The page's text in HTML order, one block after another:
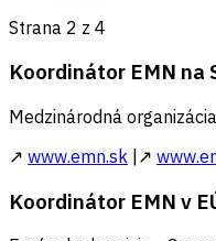
Strana 2 z 4
Koordinátor EMN na
Medzinárodná
↗ www.emn.sk |↗
Koordinátor EMN v